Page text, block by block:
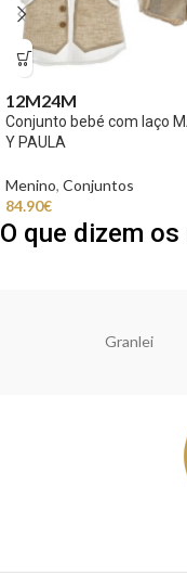
12M24M
Conjunto bebé com laço
Y PAULA
Menino, Conjuntos
84.90€
O que dizem
Granlei